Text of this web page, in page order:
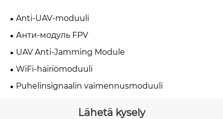
Anti-UAV-moduuli
Анти-модуль FPV
UAV Anti-Jamming Module
WiFi-häiriömoduuli
Puhelinsignaalin vaimennusmoduuli
Lähetä kysely